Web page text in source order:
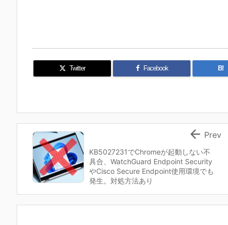
Twitter Facebook B!
KB5027231でChromeが起動しない不
具合、WatchGuard Endpoint Security
やCisco Secure Endpoint使用環境でも
発生。対処方法あり
 Prev